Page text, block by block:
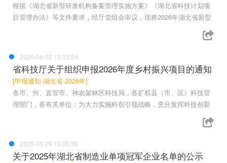
根据《湖北省新型研发机构备案管理实施方案》《湖北省科技计划项
目管理办法》等文件要求，经厅党组会审议，现将2026年湖北省新型
2026-06-02 10:12:54
省科技厅关于组织申报2026年度乡村振兴项目的通知
[申报通知-湖北省-2026年]
各市、州、直管市、神农架林区科技局，各扩权县（市、区）科技管
理部门，各有关单位：为大力实施科创引领战略，充分发挥科技创新
2026-05-29 10:06:38
关于2025年湖北省制造业单项冠军企业名单的公示